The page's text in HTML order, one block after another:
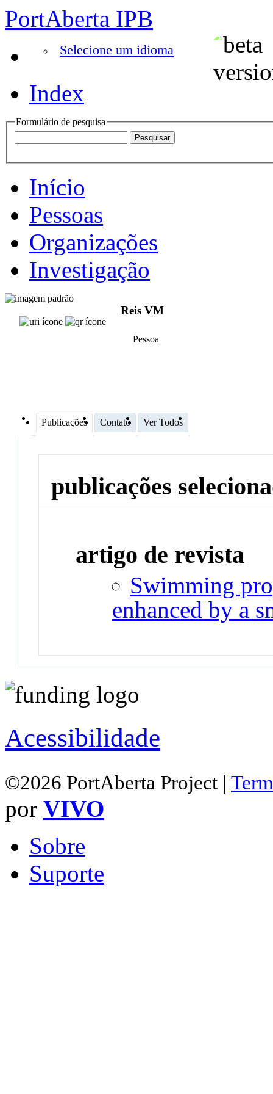
PortAberta IPB
Selecione um idioma
Index
Formulário de pesquisa
Início
Pessoas
Organizações
Investigação
Reis VM
Pessoa
Publicações Contato Ver Todos
publicações
artigo de revista
Swimming
enhanced by a
Acessibilidade
©2026 PortAberta Project |
por VIVO
Sobre
Suporte